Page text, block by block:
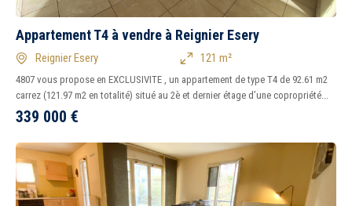
Appartement T4 à vendre à Reignier Esery
Reignier Esery 121 m²
4807 vous propose en EXCLUSIVITE , un appartement de type T4 de 92.61 m2
carrez (121.97 m2 en totalité) situé au 2è et dernier étage d’une copropriété...
339 000 €